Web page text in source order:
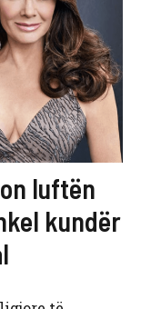
luftën
kundër